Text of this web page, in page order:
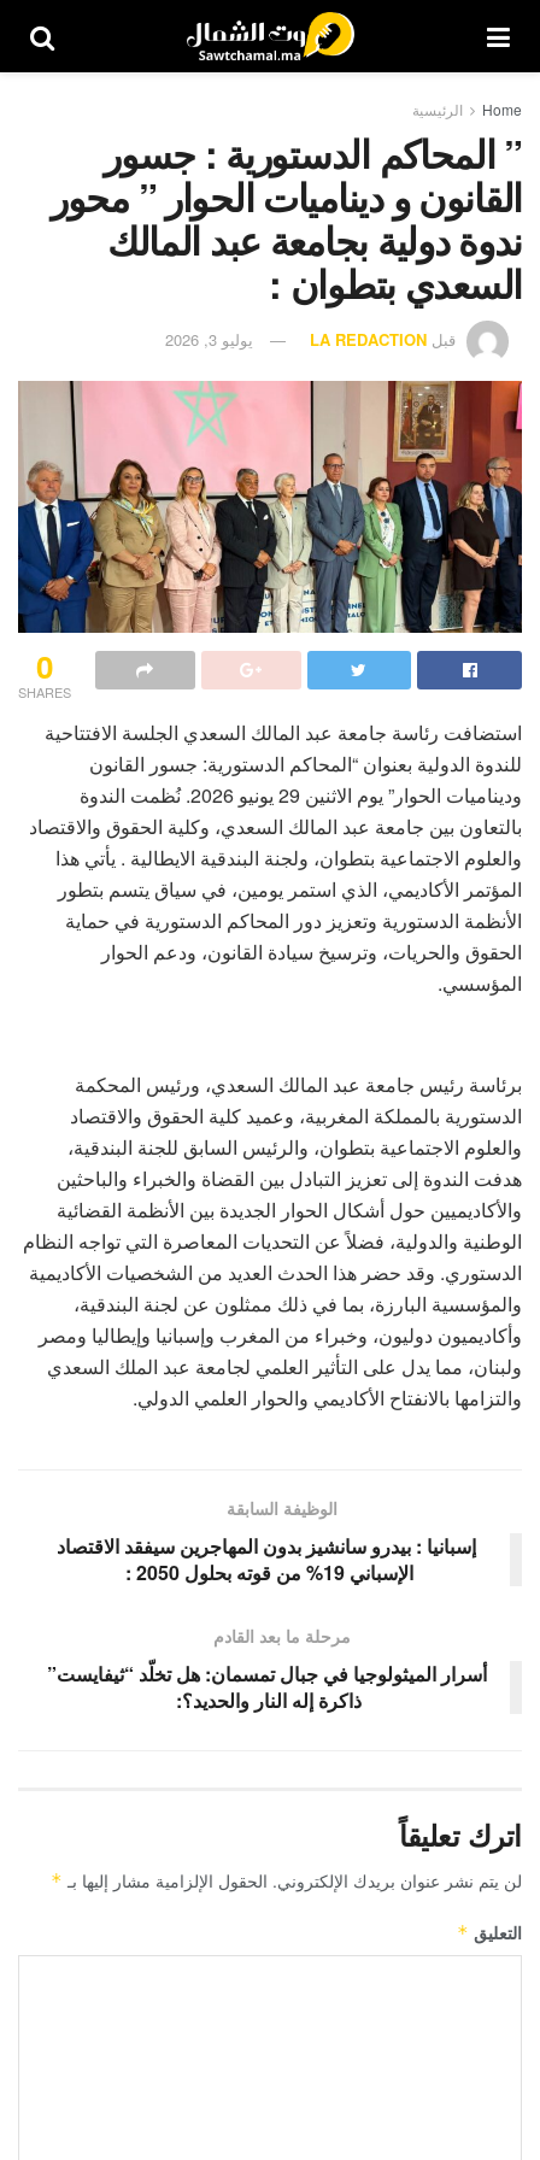
Home الرئيسية
” المحاكم الدستورية : جسور
القانون و ديناميات الحوار ” محور
ندوة دولية بجامعة عبد المالك
السعدي بتطوان :
قبل LA REDACTION يوليو 3, 2026
0
SHARES
استضافت رئاسة جامعة عبد المالك السعدي الجلسة الافتتاحية
للندوة الدولية بعنوان “المحاكم الدستورية: جسور القانون
وديناميات الحوار” يوم الاثنين 29 يونيو 2026. نُظمت الندوة
بالتعاون بين جامعة عبد المالك السعدي، وكلية الحقوق والاقتصاد
والعلوم الاجتماعية بتطوان، ولجنة البندقية الايطالية . يأتي هذا
المؤتمر الأكاديمي، الذي استمر يومين، في سياق يتسم بتطور
الأنظمة الدستورية وتعزيز دور المحاكم الدستورية في حماية
الحقوق والحريات، وترسيخ سيادة القانون، ودعم الحوار
المؤسسي.
برئاسة رئيس جامعة عبد المالك السعدي، ورئيس المحكمة
الدستورية بالمملكة المغربية، وعميد كلية الحقوق والاقتصاد
والعلوم الاجتماعية بتطوان، والرئيس السابق للجنة البندقية،
هدفت الندوة إلى تعزيز التبادل بين القضاة والخبراء والباحثين
والأكاديميين حول أشكال الحوار الجديدة بين الأنظمة القضائية
الوطنية والدولية، فضلاً عن التحديات المعاصرة التي تواجه النظام
الدستوري. وقد حضر هذا الحدث العديد من الشخصيات الأكاديمية
والمؤسسية البارزة، بما في ذلك ممثلون عن لجنة البندقية،
وأكاديميون دوليون، وخبراء من المغرب وإسبانيا وإيطاليا ومصر
ولبنان، مما يدل على التأثير العلمي لجامعة عبد الملك السعدي
والتزامها بالانفتاح الأكاديمي والحوار العلمي الدولي.
الوظيفة السابقة
إسبانيا : بيدرو سانشيز بدون المهاجرين سيفقد الاقتصاد
الإسباني 19% من قوته بحلول 2050 :
مرحلة ما بعد القادم
أسرار الميثولوجيا في جبال تمسمان: هل تخلّد “ثيفايست”
ذاكرة إله النار والحديد؟:
اترك تعليقاً
لن يتم نشر عنوان بريدك الإلكتروني. الحقول الإلزامية مشار إليها بـ *
التعليق *